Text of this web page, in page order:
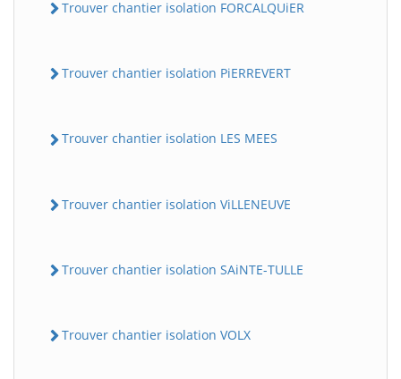
Trouver chantier isolation FORCALQUiER
Trouver chantier isolation PiERREVERT
Trouver chantier isolation LES MEES
Trouver chantier isolation ViLLENEUVE
Trouver chantier isolation SAiNTE-TULLE
Trouver chantier isolation VOLX